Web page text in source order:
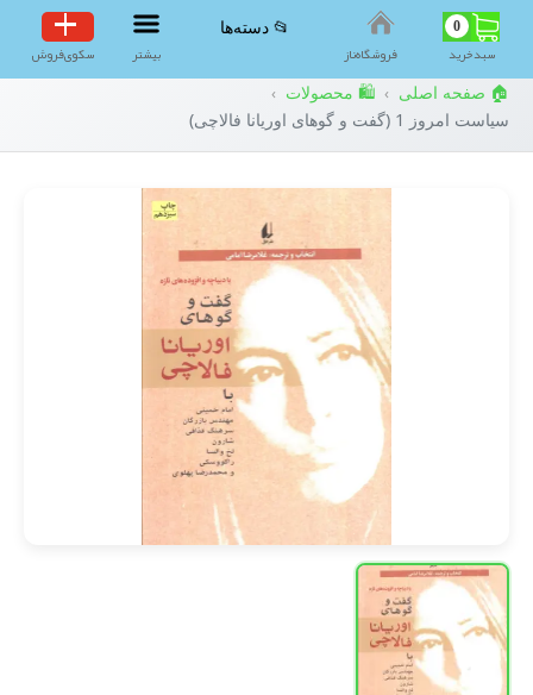
0
سبد‌خرید فروشگاه‌ناز
📂 دسته‌ها
بیشتر سکوی‌فروش
🏠 صفحه اصلی › 🛍️ محصولات ›
سیاست امروز 1 (گفت و گوهای اوریانا فالاچی)